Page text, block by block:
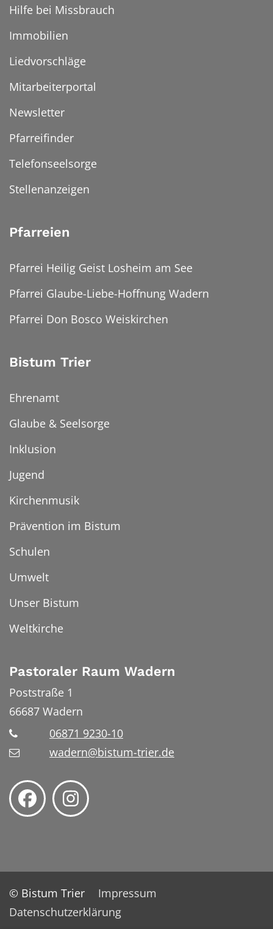
Hilfe bei Missbrauch
Immobilien
Liedvorschläge
Mitarbeiterportal
Newsletter
Pfarreifinder
Telefonseelsorge
Stellenanzeigen
Pfarreien
Pfarrei Heilig Geist Losheim am See
Pfarrei Glaube-Liebe-Hoffnung Wadern
Pfarrei Don Bosco Weiskirchen
Bistum Trier
Ehrenamt
Glaube & Seelsorge
Inklusion
Jugend
Kirchenmusik
Prävention im Bistum
Schulen
Umwelt
Unser Bistum
Weltkirche
Pastoraler Raum Wadern
Poststraße 1
66687 Wadern
06871 9230-10
wadern@bistum-trier.de
© Bistum Trier
Impressum
Datenschutzerklärung